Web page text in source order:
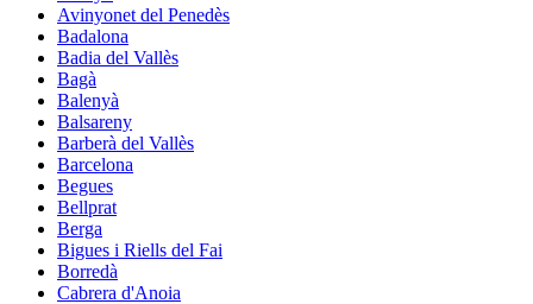
Avinyonet del Penedès
Badalona
Badia del Vallès
Bagà
Balenyà
Balsareny
Barberà del Vallès
Barcelona
Begues
Bellprat
Berga
Bigues i Riells del Fai
Borredà
Cabrera d'Anoia